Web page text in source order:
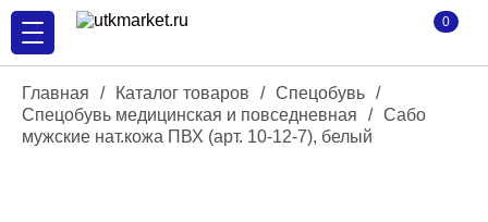
0
Главная / Каталог товаров / Спецобувь /
Спецобувь медицинская и повседневная
/ Сабо
мужские нат.кожа ПВХ (арт. 10-12-7), белый